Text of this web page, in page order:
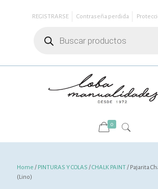
REGISTRARSE Contraseña perdida
productos
0
Home / PINTURAS Y COLAS /CHALK PAINT/ Pajarita
(Lino)